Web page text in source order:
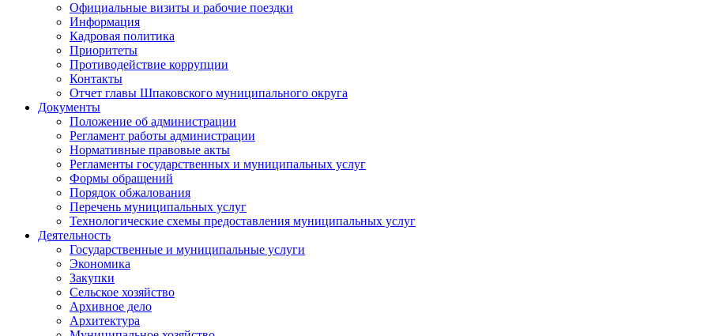
Официальные визиты и рабочие поездки
Информация
Кадровая политика
Приоритеты
Противодействие коррупции
Контакты
Отчет главы Шпаковского муниципального округа
Документы
Положение об администрации
Регламент работы администрации
Нормативные правовые акты
Регламенты государственных и муниципальных услуг
Формы обращений
Порядок обжалования
Перечень муниципальных услуг
Технологические схемы предоставления муниципальных услуг
Деятельность
Государственные и муниципальные услуги
Экономика
Закупки
Сельское хозяйство
Архивное дело
Архитектура